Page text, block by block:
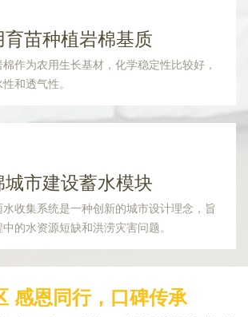
苗种植岩棉基质
作为农用生长基材，化学稳定性比较好，
和透气性。
市建设蓄水模块
收集系统是一种创新的城市设计理念，旨
的水资源短缺和洪涝灾害问题。
感恩同行，口碑传承